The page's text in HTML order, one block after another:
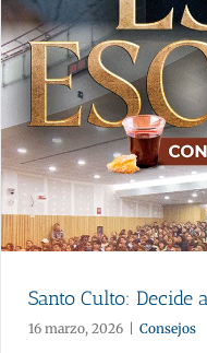
Santo Culto:
16 marzo, 2026 Consejos